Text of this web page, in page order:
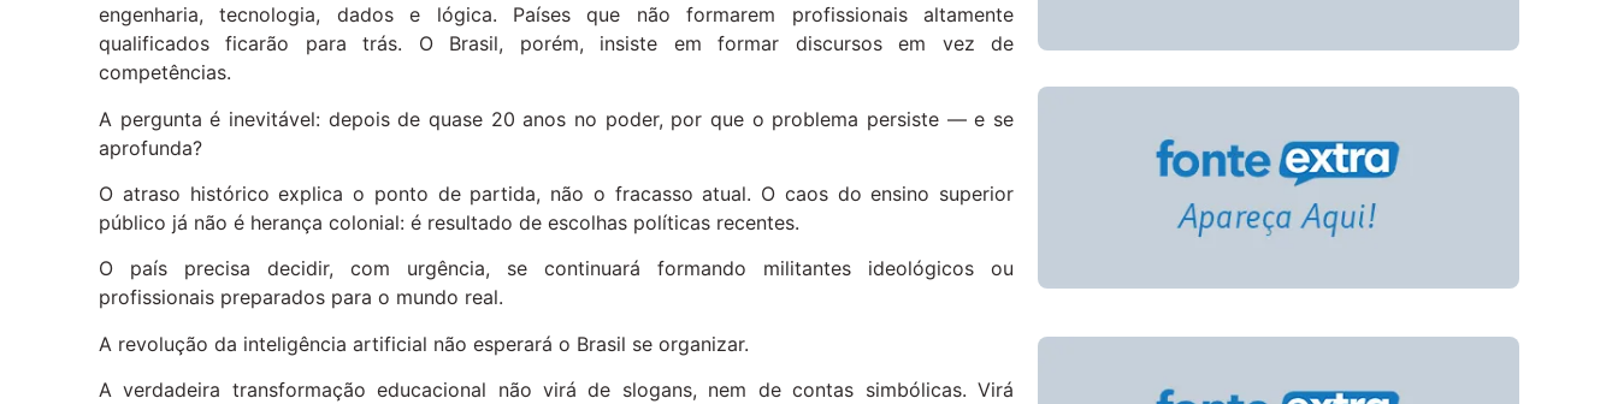
engenharia, tecnologia, dados e lógica. Países que não formarem profissionais altamente
qualificados ficarão para trás. O Brasil, porém, insiste em formar discursos em vez de
competências.
A pergunta é inevitável: depois de quase 20 anos no poder, por que o problema persiste — e se
aprofunda?
O atraso histórico explica o ponto de partida, não o fracasso atual. O caos do ensino superior
público já não é herança colonial: é resultado de escolhas políticas recentes.
O país precisa decidir, com urgência, se continuará formando militantes ideológicos ou
profissionais preparados para o mundo real.
A revolução da inteligência artificial não esperará o Brasil se organizar.
A verdadeira transformação educacional não virá de slogans, nem de contas simbólicas. Virá